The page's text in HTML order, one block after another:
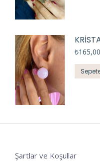
₺165,00
Şartlar ve Koşullar